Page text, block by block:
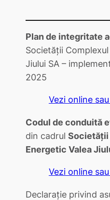
Plan de integritate
Societăţii
Jiului SA –
2025
Vezi online
Codul de conduită
din cadrul Societăţii
Energetic Valea
Vezi online
Declaraţie privind